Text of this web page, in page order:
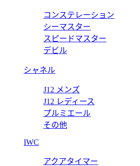
コンステレーション
シーマスター
スピードマスター
デビル
シャネル
J12 メンズ
J12 レディース
プルミエール
その他
IWC
アクアタイマー